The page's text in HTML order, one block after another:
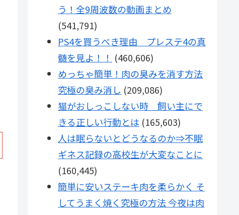
う！全9周波数の動画まとめ
(541,791)
PS4を買うべき理由 プレステ4の真
髄を見よ！！ (460,606)
めっちゃ簡単！肉の臭みを消す方法
究極の臭み消し (209,086)
猫がおしっこしない時 飼い主にで
きる正しい行動とは (165,603)
人は眠らないとどうなるのか⇒不眠
ギネス記録の高校生が大変なことに
(160,445)
簡単に安いステーキ肉を柔らかく そ
してうまく焼く究極の方法 今夜は肉